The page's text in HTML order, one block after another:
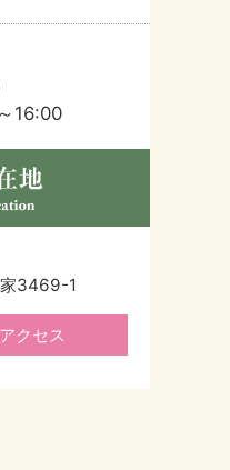
16:00
3469-1
クセス